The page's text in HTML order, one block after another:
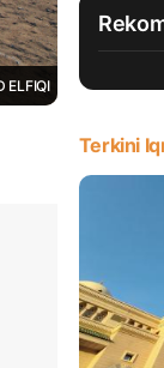
ELFIQI
Terkini